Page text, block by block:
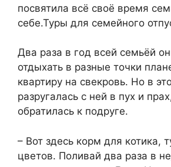
посвятила всё своё время
себе.Туры для семейного
Два раза в год всей семьёй
отдыхать в разные точки
квартиру на свекровь. Но в
разругалась с ней в пух и
обратилась к подруге.
– Вот здесь корм для котика,
цветов. Поливай два раза в